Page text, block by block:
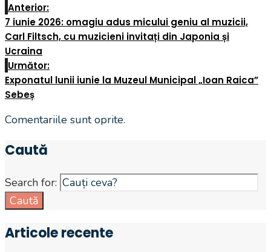
Anterior:
7 iunie 2026: omagiu adus micului geniu al muzicii,
Carl Filtsch, cu muzicieni invitați din Japonia și
Ucraina
Următor:
Exponatul lunii iunie la Muzeul Municipal „Ioan Raica”
Sebeș
Comentariile sunt oprite.
Caută
Search for:
Caută
Articole recente